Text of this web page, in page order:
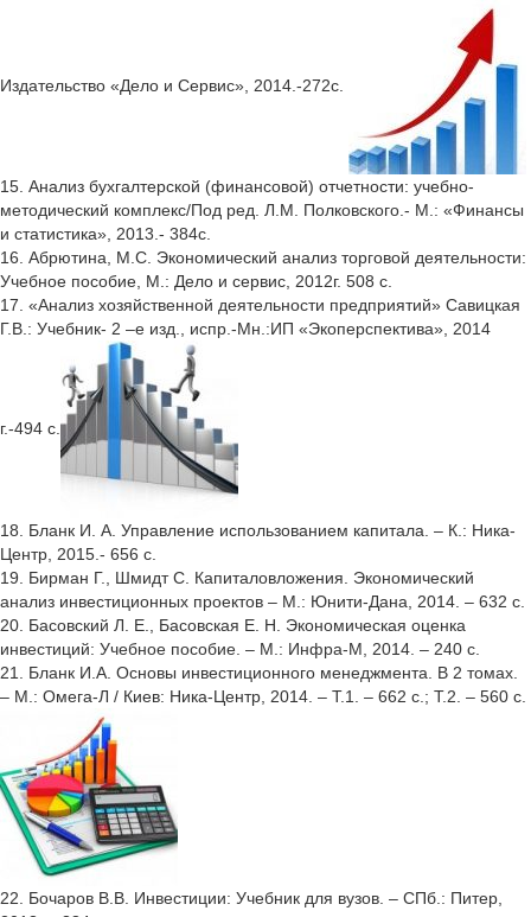
Издательство «Дело и Сервис», 2014.-272с.
15. Анализ бухгалтерской (финансовой) отчетности: учебно-
методический комплекс/Под ред. Л.М. Полковского.- М.: «Финансы
и статистика», 2013.- 384с.
16. Абрютина, М.С. Экономический анализ торговой деятельности:
Учебное пособие, М.: Дело и сервис, 2012г. 508 с.
17. «Анализ хозяйственной деятельности предприятий» Савицкая
Г.В.: Учебник- 2 –е изд., испр.-Мн.:ИП «Экоперспектива», 2014
г.-494 с.
18. Бланк И. А. Управление использованием капитала. – К.: Ника-
Центр, 2015.- 656 с.
19. Бирман Г., Шмидт С. Капиталовложения. Экономический
анализ инвестиционных проектов – М.: Юнити-Дана, 2014. – 632 с.
20. Басовский Л. Е., Басовская Е. Н. Экономическая оценка
инвестиций: Учебное пособие. – М.: Инфра-М, 2014. – 240 с.
21. Бланк И.А. Основы инвестиционного менеджмента. В 2 томах.
– М.: Омега-Л / Киев: Ника-Центр, 2014. – Т.1. – 662 с.; Т.2. – 560 с.
22. Бочаров В.В. Инвестиции: Учебник для вузов. – СПб.: Питер,